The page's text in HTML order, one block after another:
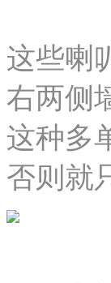
这些喇
右两侧
这种多
否则就